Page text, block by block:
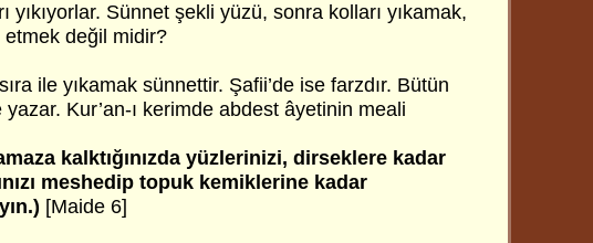
yıkıyorlar. Sünnet şekli yüzü, sonra kolları yıkamak,
değil midir?
ile yıkamak sünnettir. Şafii’de ise farzdır. Bütün
yazar. Kur’an-ı kerimde abdest âyetinin meali
kalktığınızda yüzlerinizi, dirseklere kadar
meshedip topuk kemiklerine kadar
[Maide 6]